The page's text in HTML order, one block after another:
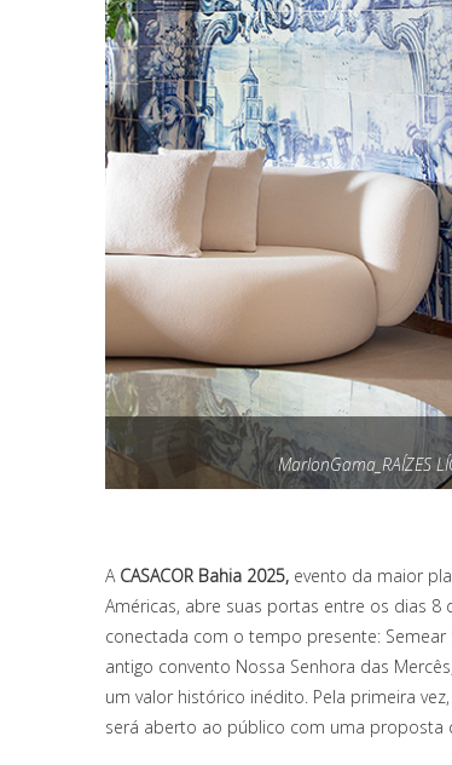
MarlonGama_RAÍZES
A CASACOR Bahia 2025, evento da maior
Américas, abre suas portas entre os dias
conectada com o tempo presente:
antigo convento Nossa Senhora das
um valor histórico inédito. Pela primeira
será aberto ao público com uma proposta